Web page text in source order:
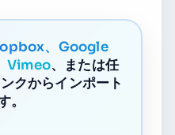
、Google
Vimeo、または任
クからインポート
。